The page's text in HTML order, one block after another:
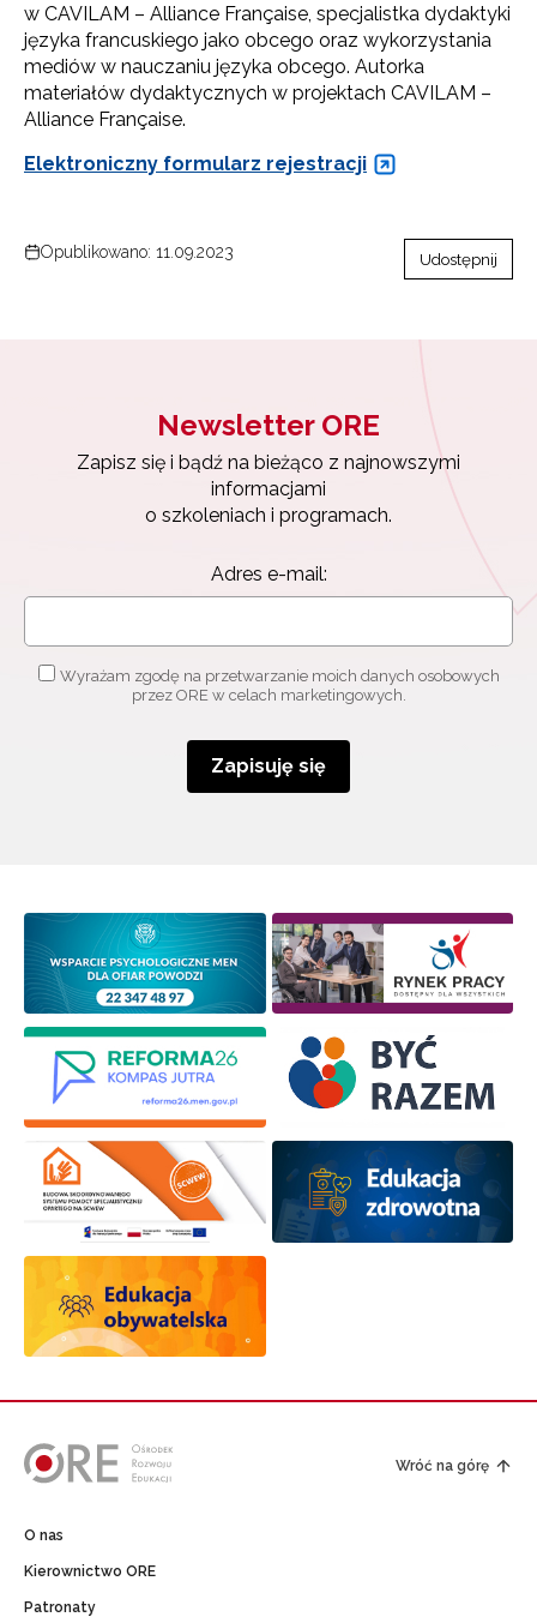
w CAVILAM – Alliance Française, specjalistka dydaktyki
języka francuskiego jako obcego oraz wykorzystania
mediów w nauczaniu języka obcego. Autorka
materiałów dydaktycznych w projektach CAVILAM –
Alliance Française.
Elektroniczny formularz rejestracji
Opublikowano: 11.09.2023 Udostępnij
Newsletter ORE
Zapisz się i bądź na bieżąco z najnowszymi
informacjami
o szkoleniach i programach.
Adres e-mail:
Wyrażam zgodę na przetwarzanie moich danych osobowych
przez ORE w celach marketingowych.
Zapisuję się
Wróć na górę
O nas
Kierownictwo ORE
Patronaty